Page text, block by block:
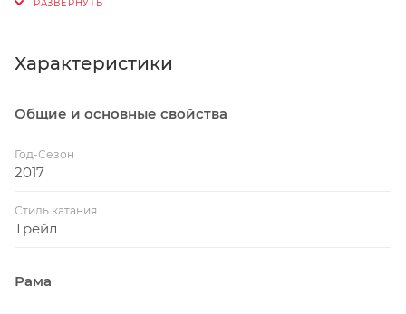
Характеристики
Общие и основные свойства
Год-Сезон
2017
Стиль катания
Трейл
Рама